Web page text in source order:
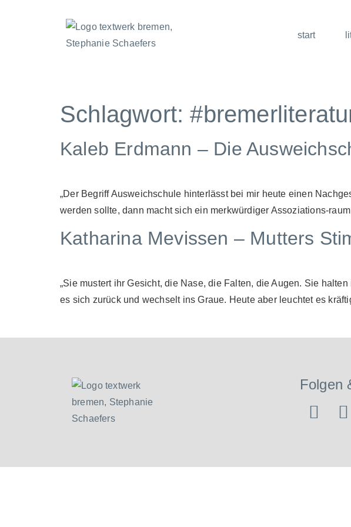
start
Schlagwort:
Kaleb Erdmann – Die
„Der Begriff Ausweichschule hinterlässt bei mir heute einen
werden sollte, dann macht sich ein merkwürdiger Assoziations-raum
Katharina Mevissen – Mutters
„Sie mustert ihr Gesicht, die Nase, die Falten, die Augen. Sie
es sich zurück und wechselt ins Graue. Heute aber leuchtet es
Folgen